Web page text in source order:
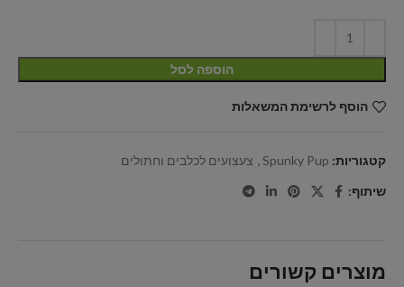
הוספה לסל
הוסף לרשימת המשאלות
קטגוריות: Spunky Pup
, צעצועים לכלבים וחתולים
שיתוף:
מוצרים קשורים